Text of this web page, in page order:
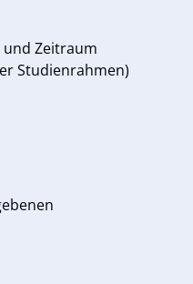
und Zeitraum
Studienrahmen)